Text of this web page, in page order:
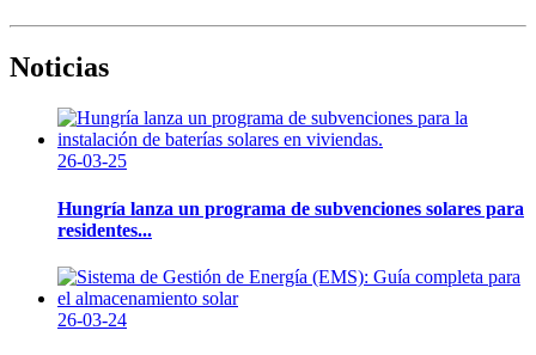
Noticias
26-03-25
Hungría lanza un programa de subvenciones solares para
residentes...
26-03-24